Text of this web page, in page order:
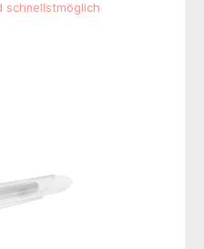
schnellstmöglich